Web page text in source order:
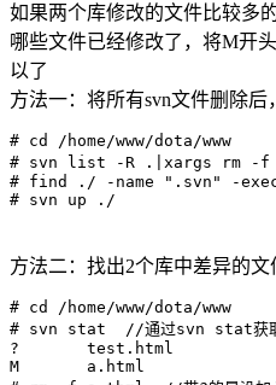
如果两个库修改的文件比较多
哪些文件已经修改了，将M开
以了
方法一：将所有svn文件删除后
# cd /home/www/dota/www
# svn list -R .|xargs rm -f  //这
# find ./ -name ".svn" -
方法二：找出2个库中差异的文
# cd /home/www/dota/www
# svn stat  //通过svn stat获取两
?       test.html
M       a.html